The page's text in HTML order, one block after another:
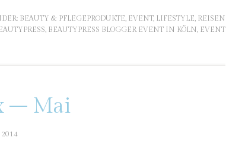
BEAUTY & PFLEGEPRODUKTE, EVENT, LIFESTYLE, REISEN
, BEAUTYPRESS BLOGGER EVENT IN KÖLN, EVENT
– Mai